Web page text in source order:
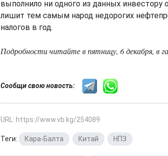
выполнило ни одного из данных инвестору
лишит тем самым народ недорогих
налогов в год.
Подробности читайте в пятницу, 6 декабря, в
Сообщи свою новость:
URL: https://www.vb.kg/254089
Теги: Кара-Балта Китай НПЗ